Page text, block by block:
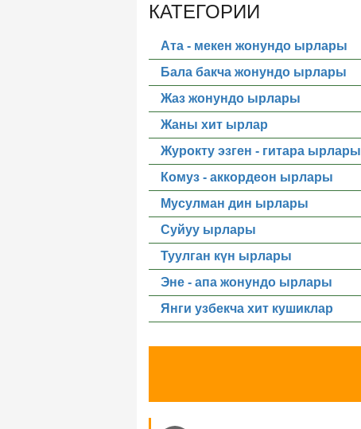
КАТЕГОРИИ
Ата - мекен жонундо ырлары
Бала бакча жонундо ырлары
Жаз жонундо ырлары
Жаны хит ырлар
Журокту эзген - гитара ырлары
Комуз - аккордеон ырлары
Мусулман дин ырлары
Суйуу ырлары
Туулган күн ырлары
Эне - апа жонундо ырлары
Янги узбекча хит кушиклар